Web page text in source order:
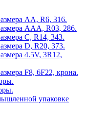
АА, R6, 316.
ААА, R03, 286.
С, R14, 343.
D, R20, 373.
4.5V, 3R12,
F8, 6F22, крона.
упаковке